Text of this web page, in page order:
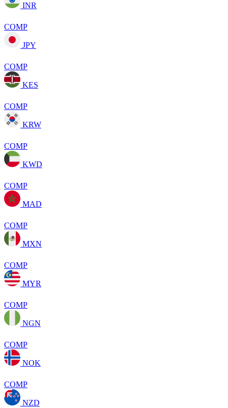
INR
COMP
JPY
COMP
KES
COMP
KRW
COMP
KWD
COMP
MAD
COMP
MXN
COMP
MYR
COMP
NGN
COMP
NOK
COMP
NZD